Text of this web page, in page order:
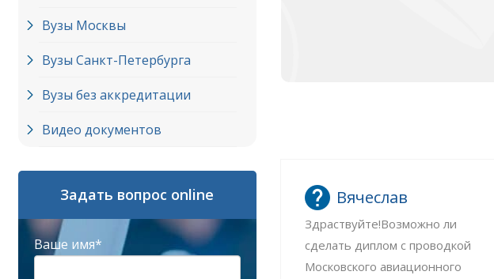
Вузы Москвы
Вузы Cанкт-Петербурга
Вузы без аккредитации
Видео документов
Задать вопрос online
Ваше имя*
Вячеслав
Здраствуйте!Возможно ли
сделать диплом с проводкой
Московского авиационного